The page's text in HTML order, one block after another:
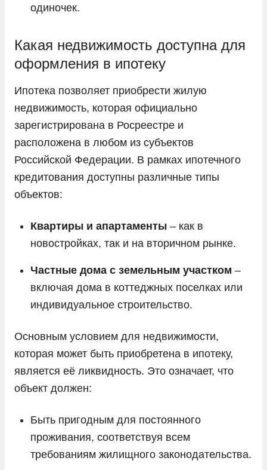
одиночек.
Какая недвижимость доступна для
оформления в ипотеку
Ипотека позволяет приобрести жилую
недвижимость, которая официально
зарегистрирована в Росреестре и
расположена в любом из субъектов
Российской Федерации. В рамках ипотечного
кредитования доступны различные типы
объектов:
Квартиры и апартаменты – как в
новостройках, так и на вторичном рынке.
Частные дома с земельным участком –
включая дома в коттеджных поселках или
индивидуальное строительство.
Основным условием для недвижимости,
которая может быть приобретена в ипотеку,
является её ликвидность. Это означает, что
объект должен:
Быть пригодным для постоянного
проживания, соответствуя всем
требованиям жилищного законодательства.